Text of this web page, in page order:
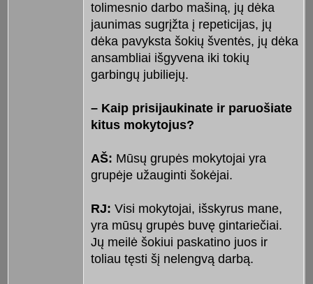
tolimesnio darbo mašiną, jų dėka
jaunimas sugrįžta į repeticijas, jų
dėka pavyksta šokių šventės, jų dėka
ansambliai išgyvena iki tokių
garbingų jubiliejų.
– Kaip prisijaukinate ir paruošiate
kitus mokytojus?
AŠ: Mūsų grupės mokytojai yra
grupėje užauginti šokėjai.
RJ: Visi mokytojai, išskyrus mane,
yra mūsų grupės buvę gintariečiai.
Jų meilė šokiui paskatino juos ir
toliau tęsti šį nelengvą darbą.